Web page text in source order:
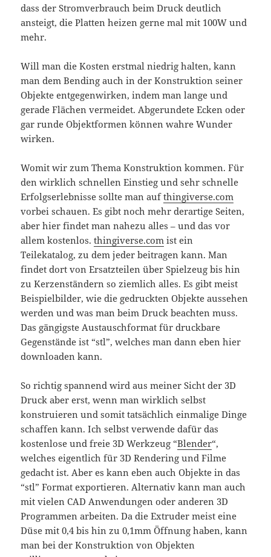
dass der Stromverbrauch beim Druck deutlich
ansteigt, die Platten heizen gerne mal mit 100W und
mehr.
Will man die Kosten erstmal niedrig halten, kann
man dem Bending auch in der Konstruktion seiner
Objekte entgegenwirken, indem man lange und
gerade Flächen vermeidet. Abgerundete Ecken oder
gar runde Objektformen können wahre Wunder
wirken.
Womit wir zum Thema Konstruktion kommen. Für
den wirklich schnellen Einstieg und sehr schnelle
Erfolgserlebnisse sollte man aufthingiverse.com
vorbei schauen. Es gibt noch mehr derartige Seiten,
aber hier findet man nahezu alles – und das vor
allem kostenlos.thingiverse.com ist ein
Teilekatalog, zu dem jeder beitragen kann. Man
findet dort von Ersatzteilen über Spielzeug bis hin
zu Kerzenständern so ziemlich alles. Es gibt meist
Beispielbilder, wie die gedruckten Objekte aussehen
werden und was man beim Druck beachten muss.
Das gängigste Austauschformat für druckbare
Gegenstände ist “stl”, welches man dann eben hier
downloaden kann.
So richtig spannend wird aus meiner Sicht der 3D
Druck aber erst, wenn man wirklich selbst
konstruieren und somit tatsächlich einmalige Dinge
schaffen kann. Ich selbst verwende dafür das
kostenlose und freie 3D Werkzeug “Blender“,
welches eigentlich für 3D Rendering und Filme
gedacht ist. Aber es kann eben auch Objekte in das
“stl” Format exportieren. Alternativ kann man auch
mit vielen CAD Anwendungen oder anderen 3D
Programmen arbeiten. Da die Extruder meist eine
Düse mit 0,4 bis hin zu 0,1mm Öffnung haben, kann
man bei der Konstruktion von Objekten